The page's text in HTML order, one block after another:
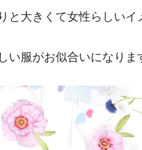
大きくて女性らしいイ
い服がお似合いになりま